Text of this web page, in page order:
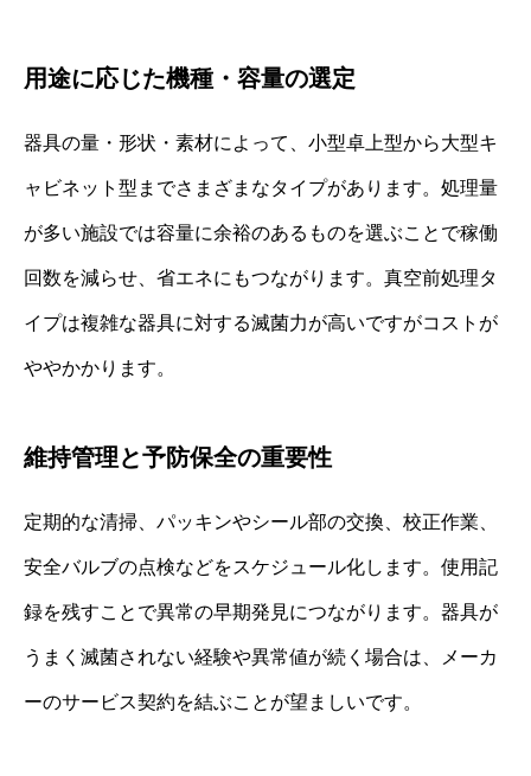
用途に応じた機種・容量の選定
器具の量・形状・素材によって、小型卓上型から大型キ
ャビネット型までさまざまなタイプがあります。処理量
が多い施設では容量に余裕のあるものを選ぶことで稼働
回数を減らせ、省エネにもつながります。真空前処理タ
イプは複雑な器具に対する滅菌力が高いですがコストが
ややかかります。
維持管理と予防保全の重要性
定期的な清掃、パッキンやシール部の交換、校正作業、
安全バルブの点検などをスケジュール化します。使用記
録を残すことで異常の早期発見につながります。器具が
うまく滅菌されない経験や異常値が続く場合は、メーカ
ーのサービス契約を結ぶことが望ましいです。